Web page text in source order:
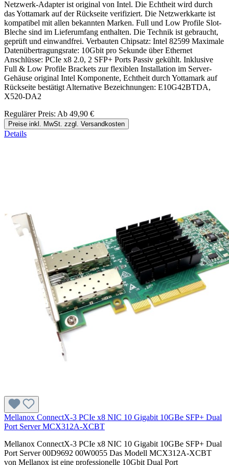
Netzwerk-Adapter ist original von Intel. Die Echtheit wird durch
das Yottamark auf der Rückseite verifiziert. Die Netzwerkkarte ist
kompatibel mit allen bekannten Marken. Full und Low Profile Slot-
Bleche sind im Lieferumfang enthalten. Die Technik ist gebraucht,
geprüft und einwandfrei. Verbauten Chipsatz: Intel 82599 Maximale
Datenübertragungsrate: 10Gbit pro Sekunde über Ethernet
Anschlüsse: PCIe x8 2.0, 2 SFP+ Ports Passiv gekühlt. Inklusive
Full & Low Profile Brackets zur flexiblen Installation im Server-
Gehäuse original Intel Komponente, Echtheit durch Yottamark auf
Rückseite bestätigt Alternative Bezeichnungen: E10G42BTDA,
X520-DA2
Regulärer Preis: Ab 49,90 €
Preise inkl. MwSt. zzgl. Versandkosten
Details
Mellanox ConnectX-3 PCIe x8 NIC 10 Gigabit 10GBe SFP+ Dual
Port Server MCX312A-XCBT
Mellanox ConnectX-3 PCIe x8 NIC 10 Gigabit 10GBe SFP+ Dual
Port Server 00D9692 00W0055 Das Modell MCX312A-XCBT
von Mellanox ist eine professionelle 10Gbit Dual Port